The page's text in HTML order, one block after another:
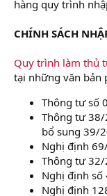
hàng quy trình
CHÍNH SÁCH
Quy trình làm thủ
tại những văn bản
Thông tư số
Thông tư 38/
bổ sung 39/
Nghị định
Thông tư 32/
Nghị định
Nghị định